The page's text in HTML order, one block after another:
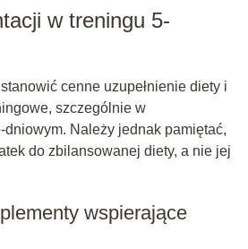
w treningu 5-
cenne uzupełnienie diety i
szczególnie w
Należy jednak pamiętać,
do zbilansowanej diety, a nie jej
wspierające